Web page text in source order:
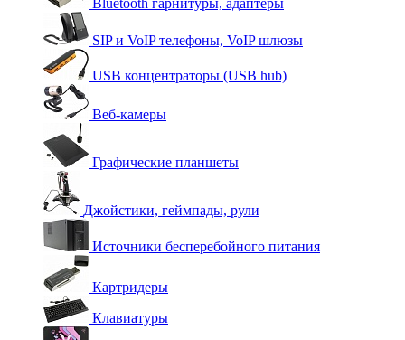
Bluetooth гарнитуры, адаптеры
SIP и VoIP телефоны, VoIP шлюзы
USB концентраторы (USB hub)
Веб-камеры
Графические планшеты
Джойстики, геймпады, рули
Источники бесперебойного питания
Картридеры
Клавиатуры